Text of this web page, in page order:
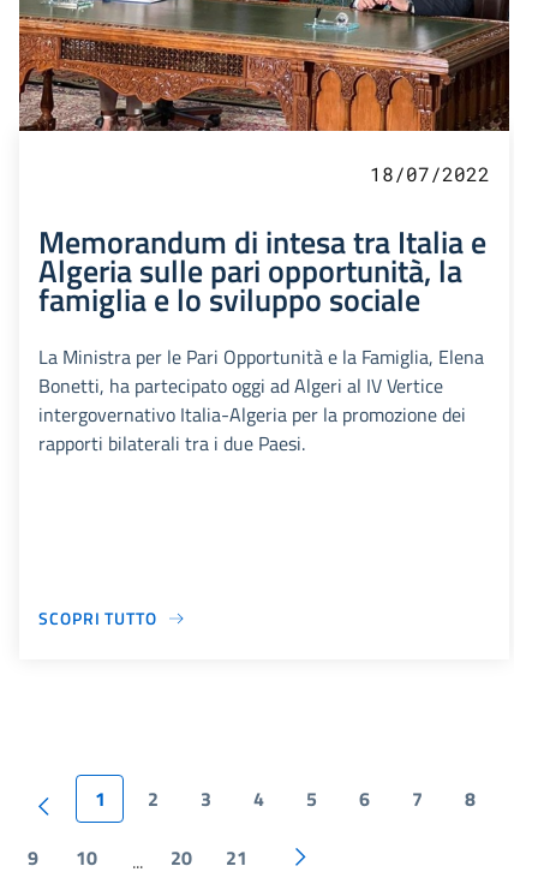
18/07/2022
Memorandum di intesa tra Italia e
Algeria sulle pari opportunità, la
famiglia e lo sviluppo sociale
La Ministra per le Pari Opportunità e la Famiglia, Elena
Bonetti, ha partecipato oggi ad Algeri al IV Vertice
intergovernativo Italia-Algeria per la promozione dei
rapporti bilaterali tra i due Paesi.
SCOPRI TUTTO
1 2 3 4 5 6 7 8
9 10 ... 20 21